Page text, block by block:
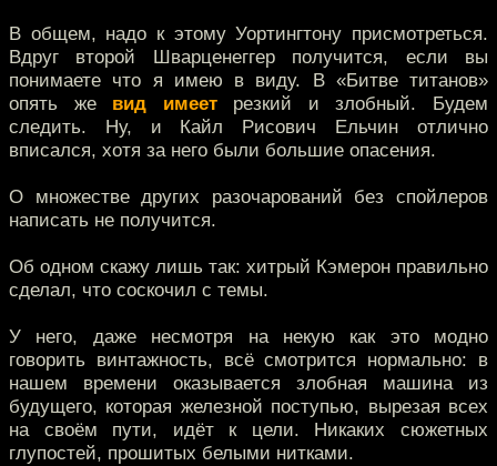
В общем, надо к этому Уортингтону присмотреться.
Вдруг второй Шварценеггер получится, если вы
понимаете что я имею в виду. В «Битве титанов»
опять же вид имеетрезкий и злобный. Будем
следить. Ну, и Кайл Рисович Ельчин отлично
вписался, хотя за него были большие опасения.
О множестве других разочарований без спойлеров
написать не получится.
Об одном скажу лишь так: хитрый Кэмерон правильно
сделал, что соскочил с темы.
У него, даже несмотря на некую как это модно
говорить винтажность, всё смотрится нормально: в
нашем времени оказывается злобная машина из
будущего, которая железной поступью, вырезая всех
на своём пути, идёт к цели. Никаких сюжетных
глупостей, прошитых белыми нитками.